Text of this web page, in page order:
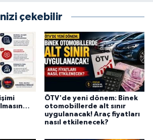
çekebilir
ÖTV'de yeni dönem: Binek
otomobillerde alt sınır
uygulanacak! Araç fiyatları
nasıl etkilenecek?